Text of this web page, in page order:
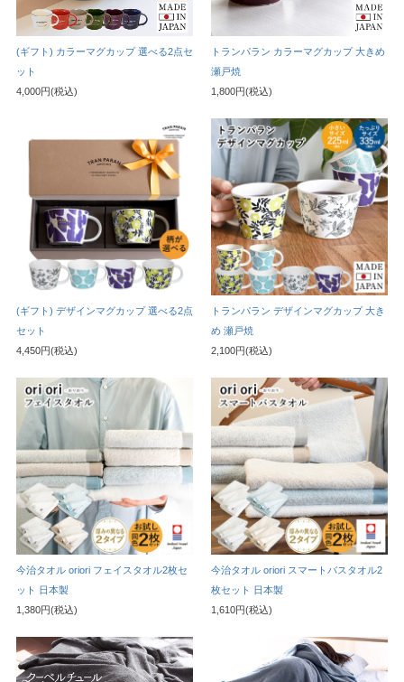
(ギフト) カラーマグカップ 選べる2点セ
ット
4,000円(税込)
トランパラン カラーマグカップ 大きめ
瀬戸焼
1,800円(税込)
(ギフト) デザインマグカップ 選べる2点
セット
4,450円(税込)
トランパラン デザインマグカップ 大き
め 瀬戸焼
2,100円(税込)
今治タオル oriori フェイスタオル2枚セ
ット 日本製
1,380円(税込)
今治タオル oriori スマートバスタオル2
枚セット 日本製
1,610円(税込)